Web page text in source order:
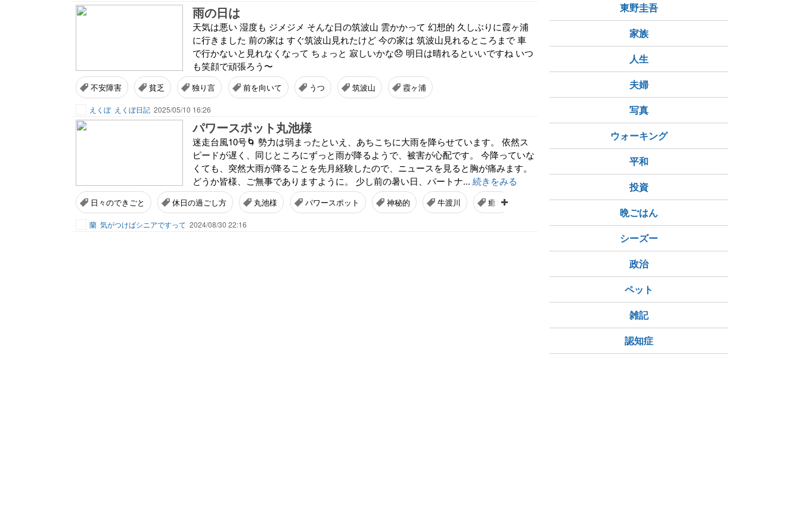
雨の日は
天気は悪い 湿度も ジメジメ そんな日の筑波山 雲かかって 幻想的 久しぶりに霞ヶ浦
に行きました 前の家は すぐ筑波山見れたけど 今の家は 筑波山見れるところまで 車
で行かないと見れなくなって ちょっと 寂しいかな😞 明日は晴れるといいですね いつ
も笑顔で頑張ろう〜
不安障害 貧乏 独り言 前を向いて うつ 筑波山 霞ヶ浦
えくぼ えくぼ日記 2025/05/10 16:26
パワースポット丸池様
迷走台風10号🌀 勢力は弱まったといえ、あちこちに大雨を降らせています。 依然ス
ピードが遅く、同じところにずっと雨が降るようで、被害が心配です。 今降っていな
くても、突然大雨が降ることを先月経験したので、ニュースを見ると胸が痛みます。
どうか皆様、ご無事でありますように。 少し前の暑い日、パートナ... 続きをみる
日々のできごと 休日の過ごし方 丸池様 パワースポット 神秘的 牛渡川 癒し 山形県 遊佐町
蘭 気がつけばシニアですって 2024/08/30 22:16
東野圭吾
家族
人生
夫婦
写真
ウォーキング
平和
投資
晩ごはん
シーズー
政治
ペット
雑記
認知症